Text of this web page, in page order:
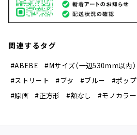
関連するタグ
#ABEBE #Mサイズ（一辺530mm以内）
#ストリート
#ブタ #ブルー #ポップ
#原画
#正方形 #額なし #モノカラー